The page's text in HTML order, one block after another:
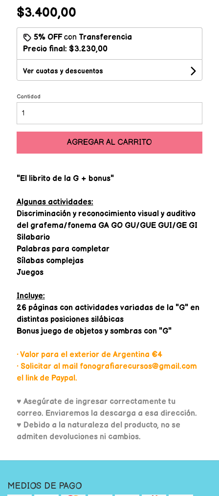
$3.400,00
5% OFFcon Transferencia
Precio final: $3.230,00
Ver cuotas y descuentos
Cantidad
AGREGAR AL CARRITO
"El librito de la G + bonus"
Algunas actividades:
Discriminación y reconocimiento visual y auditivo
del grafema/fonema GA GO GU/GUE GUI/GE GI
Silabario
Palabras para completar
Sílabas complejas
Juegos
Incluye:
26 páginas con actividades variadas de la "G" en
distintas posiciones silábicas
Bonus juego de objetos y sombras con "G"
• Valor para el exterior de Argentina €4
• Solicitar al mail fonografiarecursos@gmail.com
el link de Paypal.
♥ Asegúrate de ingresar correctamente tu
correo. Enviaremos la descarga a esa dirección.
♥ Debido a la naturaleza del producto, no se
admiten devoluciones ni cambios.
MEDIOS DE PAGO